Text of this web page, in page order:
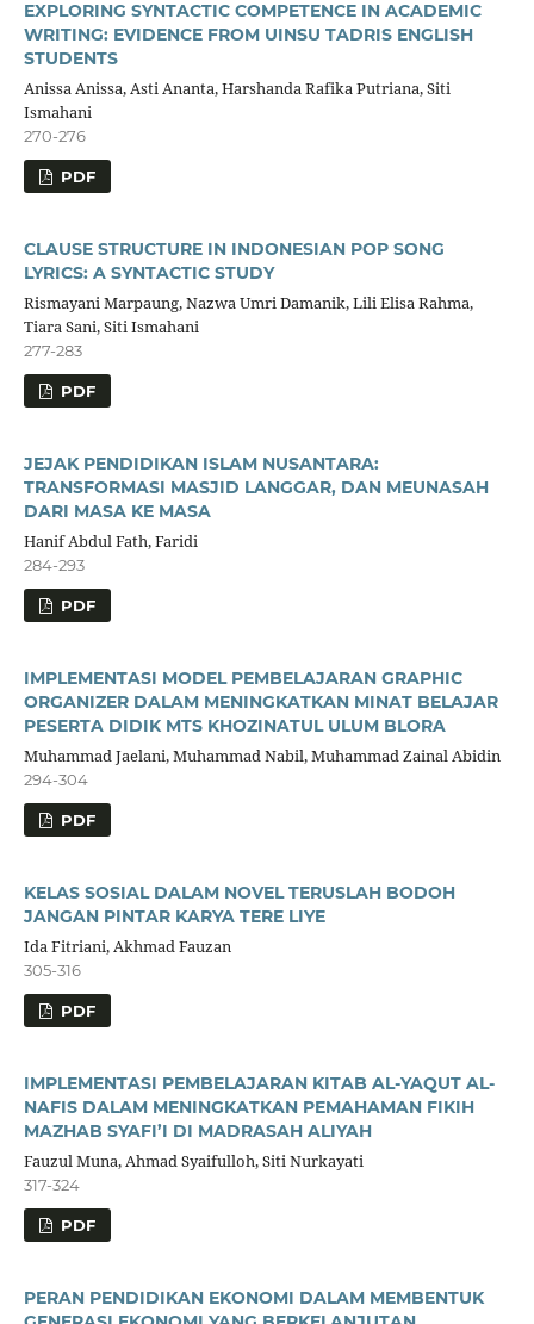
EXPLORING SYNTACTIC COMPETENCE IN ACADEMIC
WRITING: EVIDENCE FROM UINSU TADRIS ENGLISH
STUDENTS
Anissa Anissa, Asti Ananta, Harshanda Rafika Putriana, Siti
Ismahani
270-276
PDF
CLAUSE STRUCTURE IN INDONESIAN POP SONG
LYRICS: A SYNTACTIC STUDY
Rismayani Marpaung, Nazwa Umri Damanik, Lili Elisa Rahma,
Tiara Sani, Siti Ismahani
277-283
PDF
JEJAK PENDIDIKAN ISLAM NUSANTARA:
TRANSFORMASI MASJID LANGGAR, DAN MEUNASAH
DARI MASA KE MASA
Hanif Abdul Fath, Faridi
284-293
PDF
IMPLEMENTASI MODEL PEMBELAJARAN GRAPHIC
ORGANIZER DALAM MENINGKATKAN MINAT BELAJAR
PESERTA DIDIK MTS KHOZINATUL ULUM BLORA
Muhammad Jaelani, Muhammad Nabil, Muhammad Zainal Abidin
294-304
PDF
KELAS SOSIAL DALAM NOVEL TERUSLAH BODOH
JANGAN PINTAR KARYA TERE LIYE
Ida Fitriani, Akhmad Fauzan
305-316
PDF
IMPLEMENTASI PEMBELAJARAN KITAB AL-YAQUT AL-
NAFIS DALAM MENINGKATKAN PEMAHAMAN FIKIH
MAZHAB SYAFI’I DI MADRASAH ALIYAH
Fauzul Muna, Ahmad Syaifulloh, Siti Nurkayati
317-324
PDF
PERAN PENDIDIKAN EKONOMI DALAM MEMBENTUK